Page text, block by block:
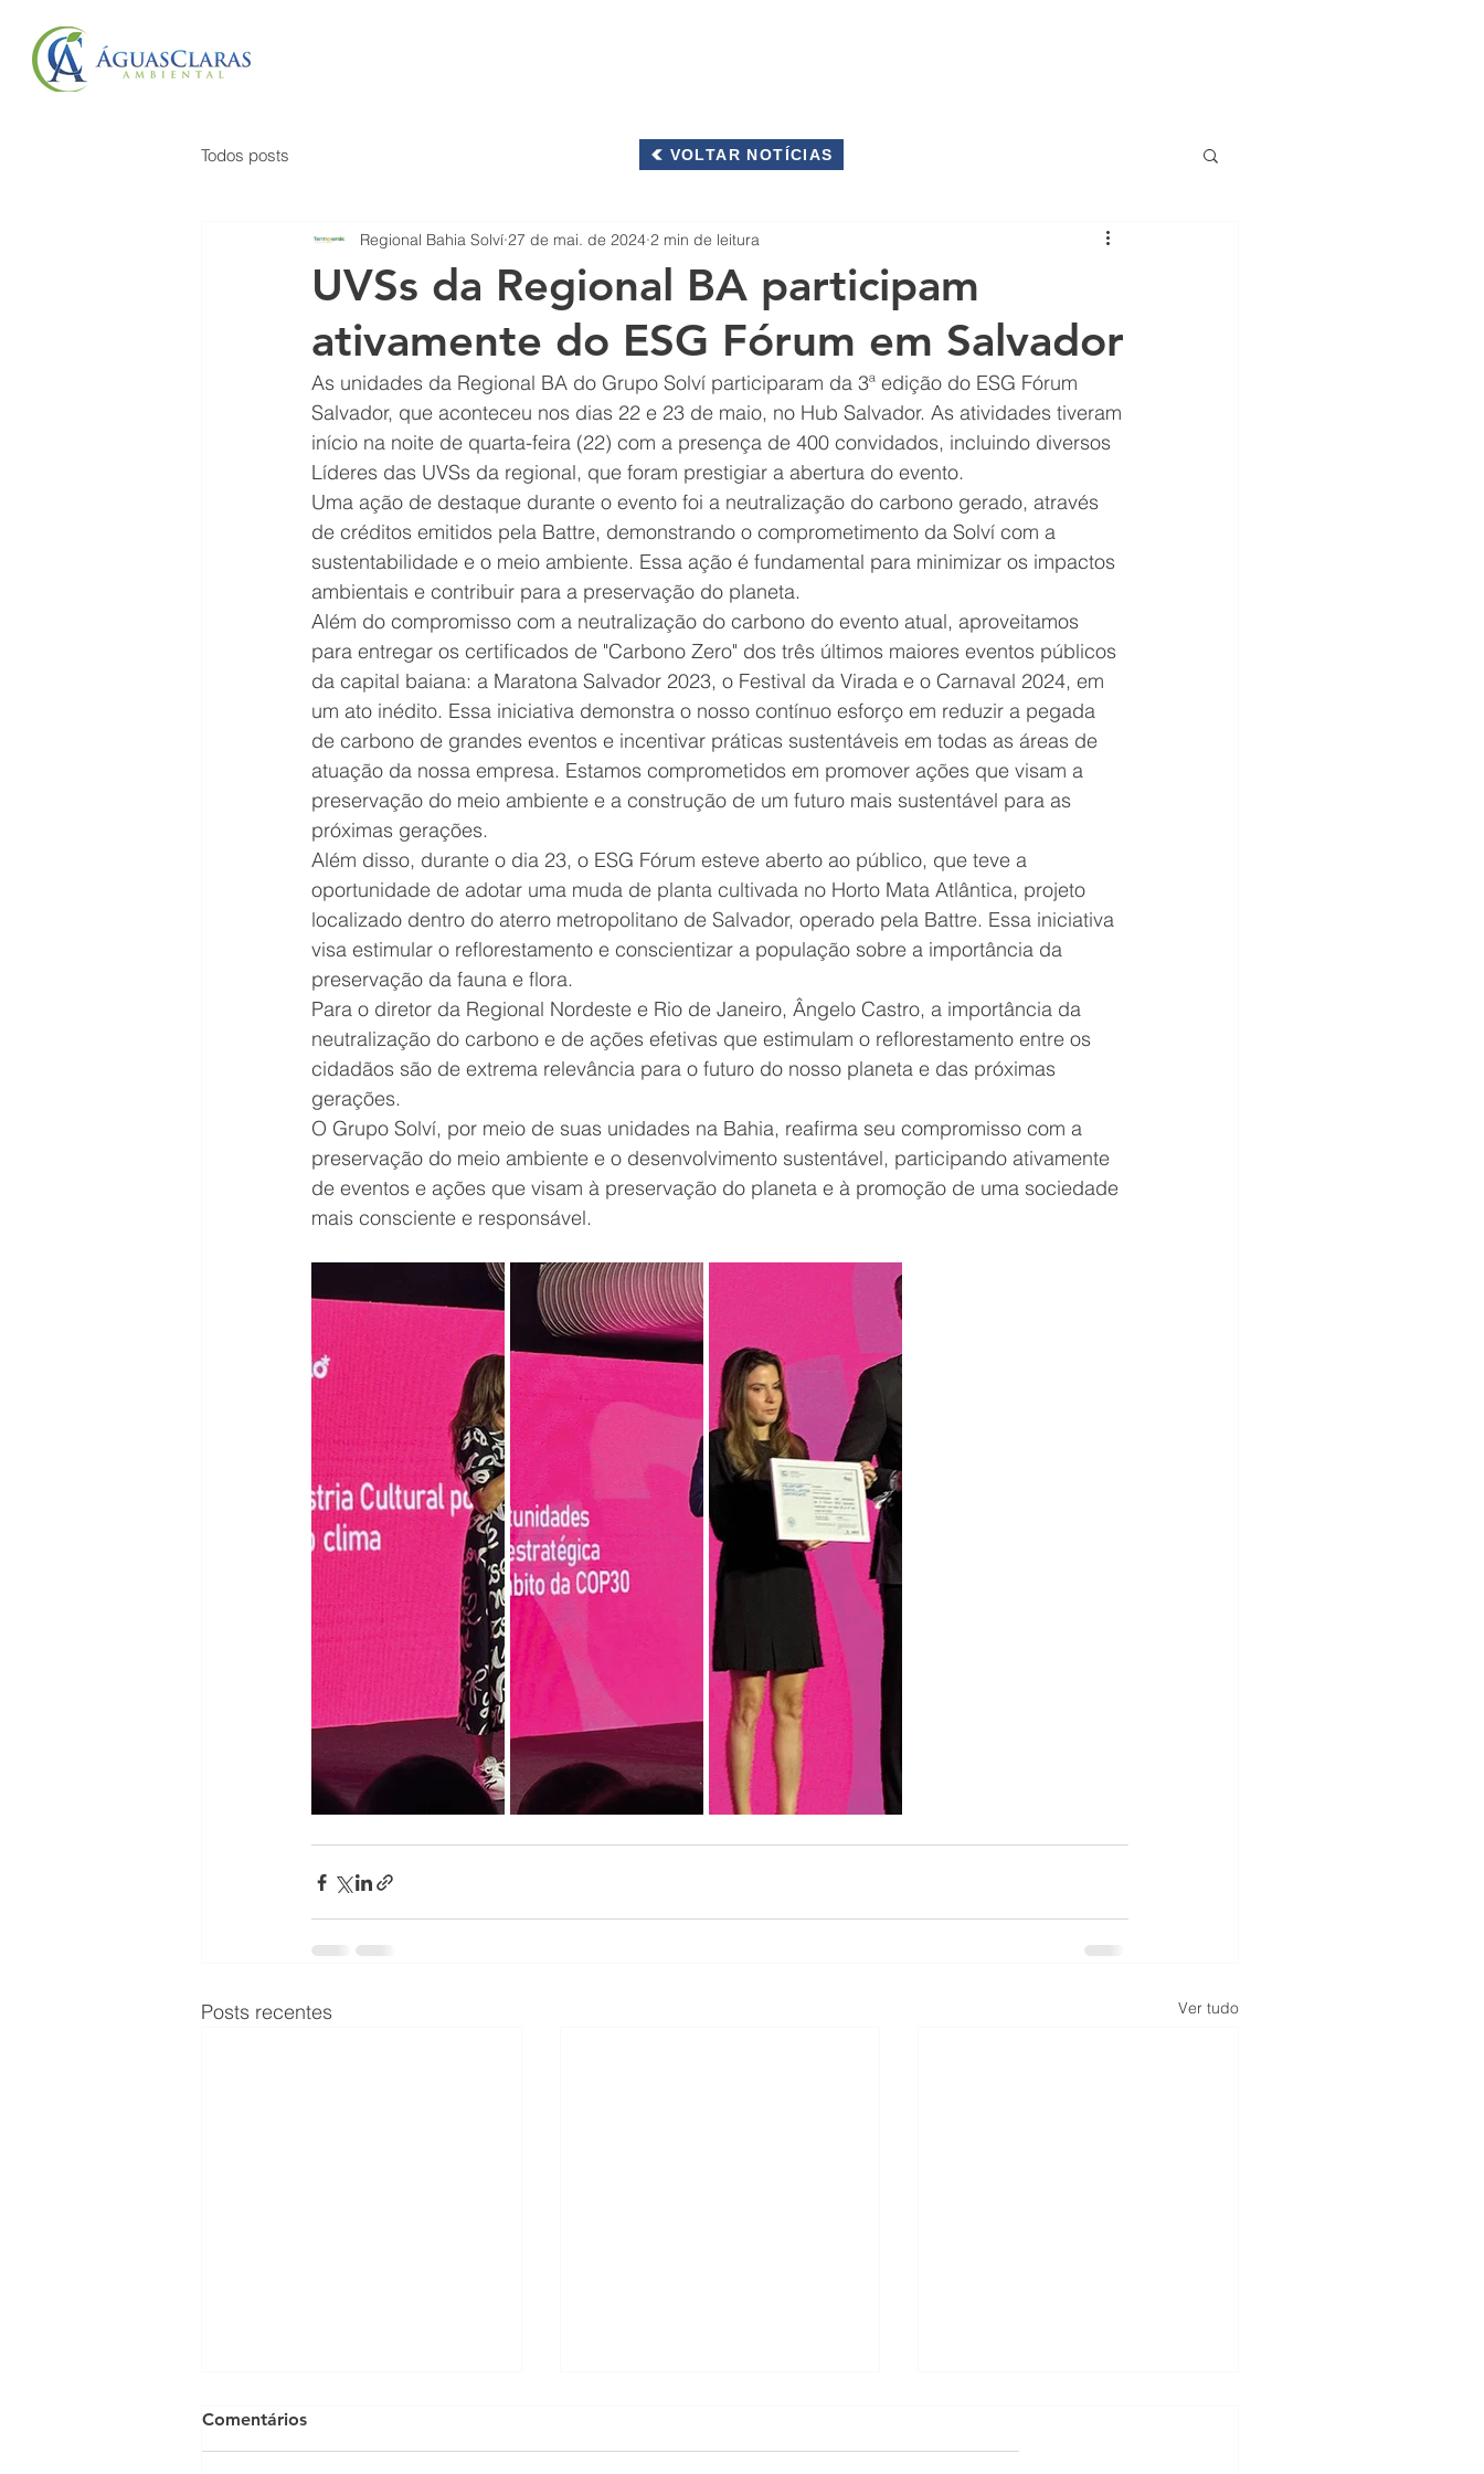
Todos posts
UVSs da Regional BA participam
ativamente do ESG Fórum em Salvador
Regional Bahia Solví 27 de mai. de 2024 2 min de leitura
As unidades da Regional BA do Grupo Solví participaram da 3ª edição do ESG Fórum
Salvador, que aconteceu nos dias 22 e 23 de maio, no Hub Salvador. As atividades tiveram
início na noite de quarta-feira (22) com a presença de 400 convidados, incluindo diversos
Líderes das UVSs da regional, que foram prestigiar a abertura do evento.
Uma ação de destaque durante o evento foi a neutralização do carbono gerado, através
de créditos emitidos pela Battre, demonstrando o comprometimento da Solví com a
sustentabilidade e o meio ambiente. Essa ação é fundamental para minimizar os impactos
ambientais e contribuir para a preservação do planeta.
Além do compromisso com a neutralização do carbono do evento atual, aproveitamos
para entregar os certificados de "Carbono Zero" dos três últimos maiores eventos públicos
da capital baiana: a Maratona Salvador 2023, o Festival da Virada e o Carnaval 2024, em
um ato inédito. Essa iniciativa demonstra o nosso contínuo esforço em reduzir a pegada
de carbono de grandes eventos e incentivar práticas sustentáveis em todas as áreas de
atuação da nossa empresa. Estamos comprometidos em promover ações que visam a
preservação do meio ambiente e a construção de um futuro mais sustentável para as
próximas gerações.
Além disso, durante o dia 23, o ESG Fórum esteve aberto ao público, que teve a
oportunidade de adotar uma muda de planta cultivada no Horto Mata Atlântica, projeto
localizado dentro do aterro metropolitano de Salvador, operado pela Battre. Essa iniciativa
visa estimular o reflorestamento e conscientizar a população sobre a importância da
preservação da fauna e flora.
Para o diretor da Regional Nordeste e Rio de Janeiro, Ângelo Castro, a importância da
neutralização do carbono e de ações efetivas que estimulam o reflorestamento entre os
cidadãos são de extrema relevância para o futuro do nosso planeta e das próximas
gerações.
O Grupo Solví, por meio de suas unidades na Bahia, reafirma seu compromisso com a
preservação do meio ambiente e o desenvolvimento sustentável, participando ativamente
de eventos e ações que visam à preservação do planeta e à promoção de uma sociedade
mais consciente e responsável.
Posts recentes Ver tudo
Comentários
VOLTAR NOTÍCIAS